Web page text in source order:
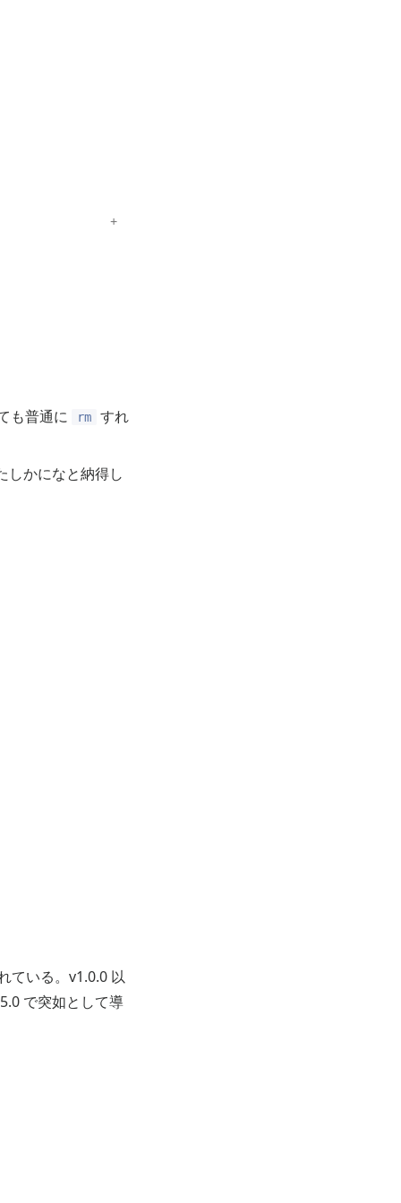
も普通に rm すれ
しかになと納得し
ている。v1.0.0 以
で突如として導